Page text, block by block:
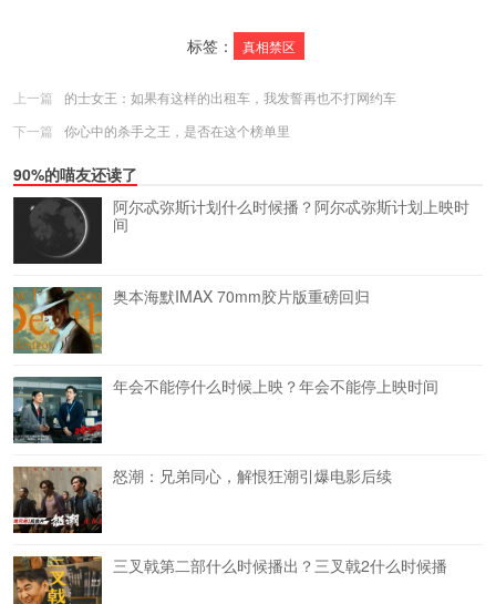
标签： 真相禁区
上一篇
的士女王：如果有这样的出租车，我发誓再也不打网约车
下一篇
你心中的杀手之王，是否在这个榜单里
90%的喵友还读了
阿尔忒弥斯计划什么时候播？阿尔忒弥斯计划上映时
间
奥本海默IMAX 70mm胶片版重磅回归
年会不能停什么时候上映？年会不能停上映时间
怒潮：兄弟同心，解恨狂潮引爆电影后续
三叉戟第二部什么时候播出？三叉戟2什么时候播